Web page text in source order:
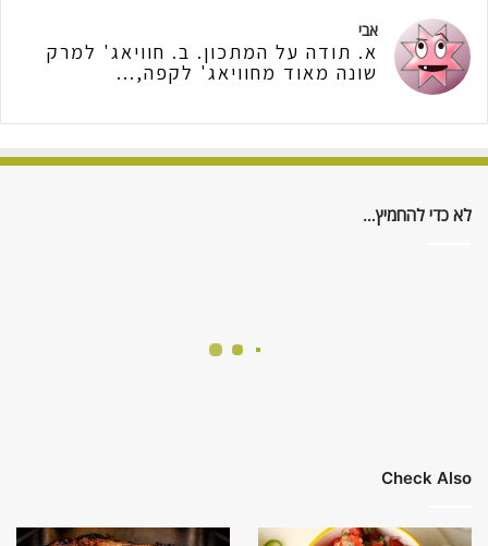
אבי
א. תודה על המתכון. ב. חוויאג' למרק
שונה מאוד מחוויאג' לקפה,...
לא כדי להחמיץ…
Check Also